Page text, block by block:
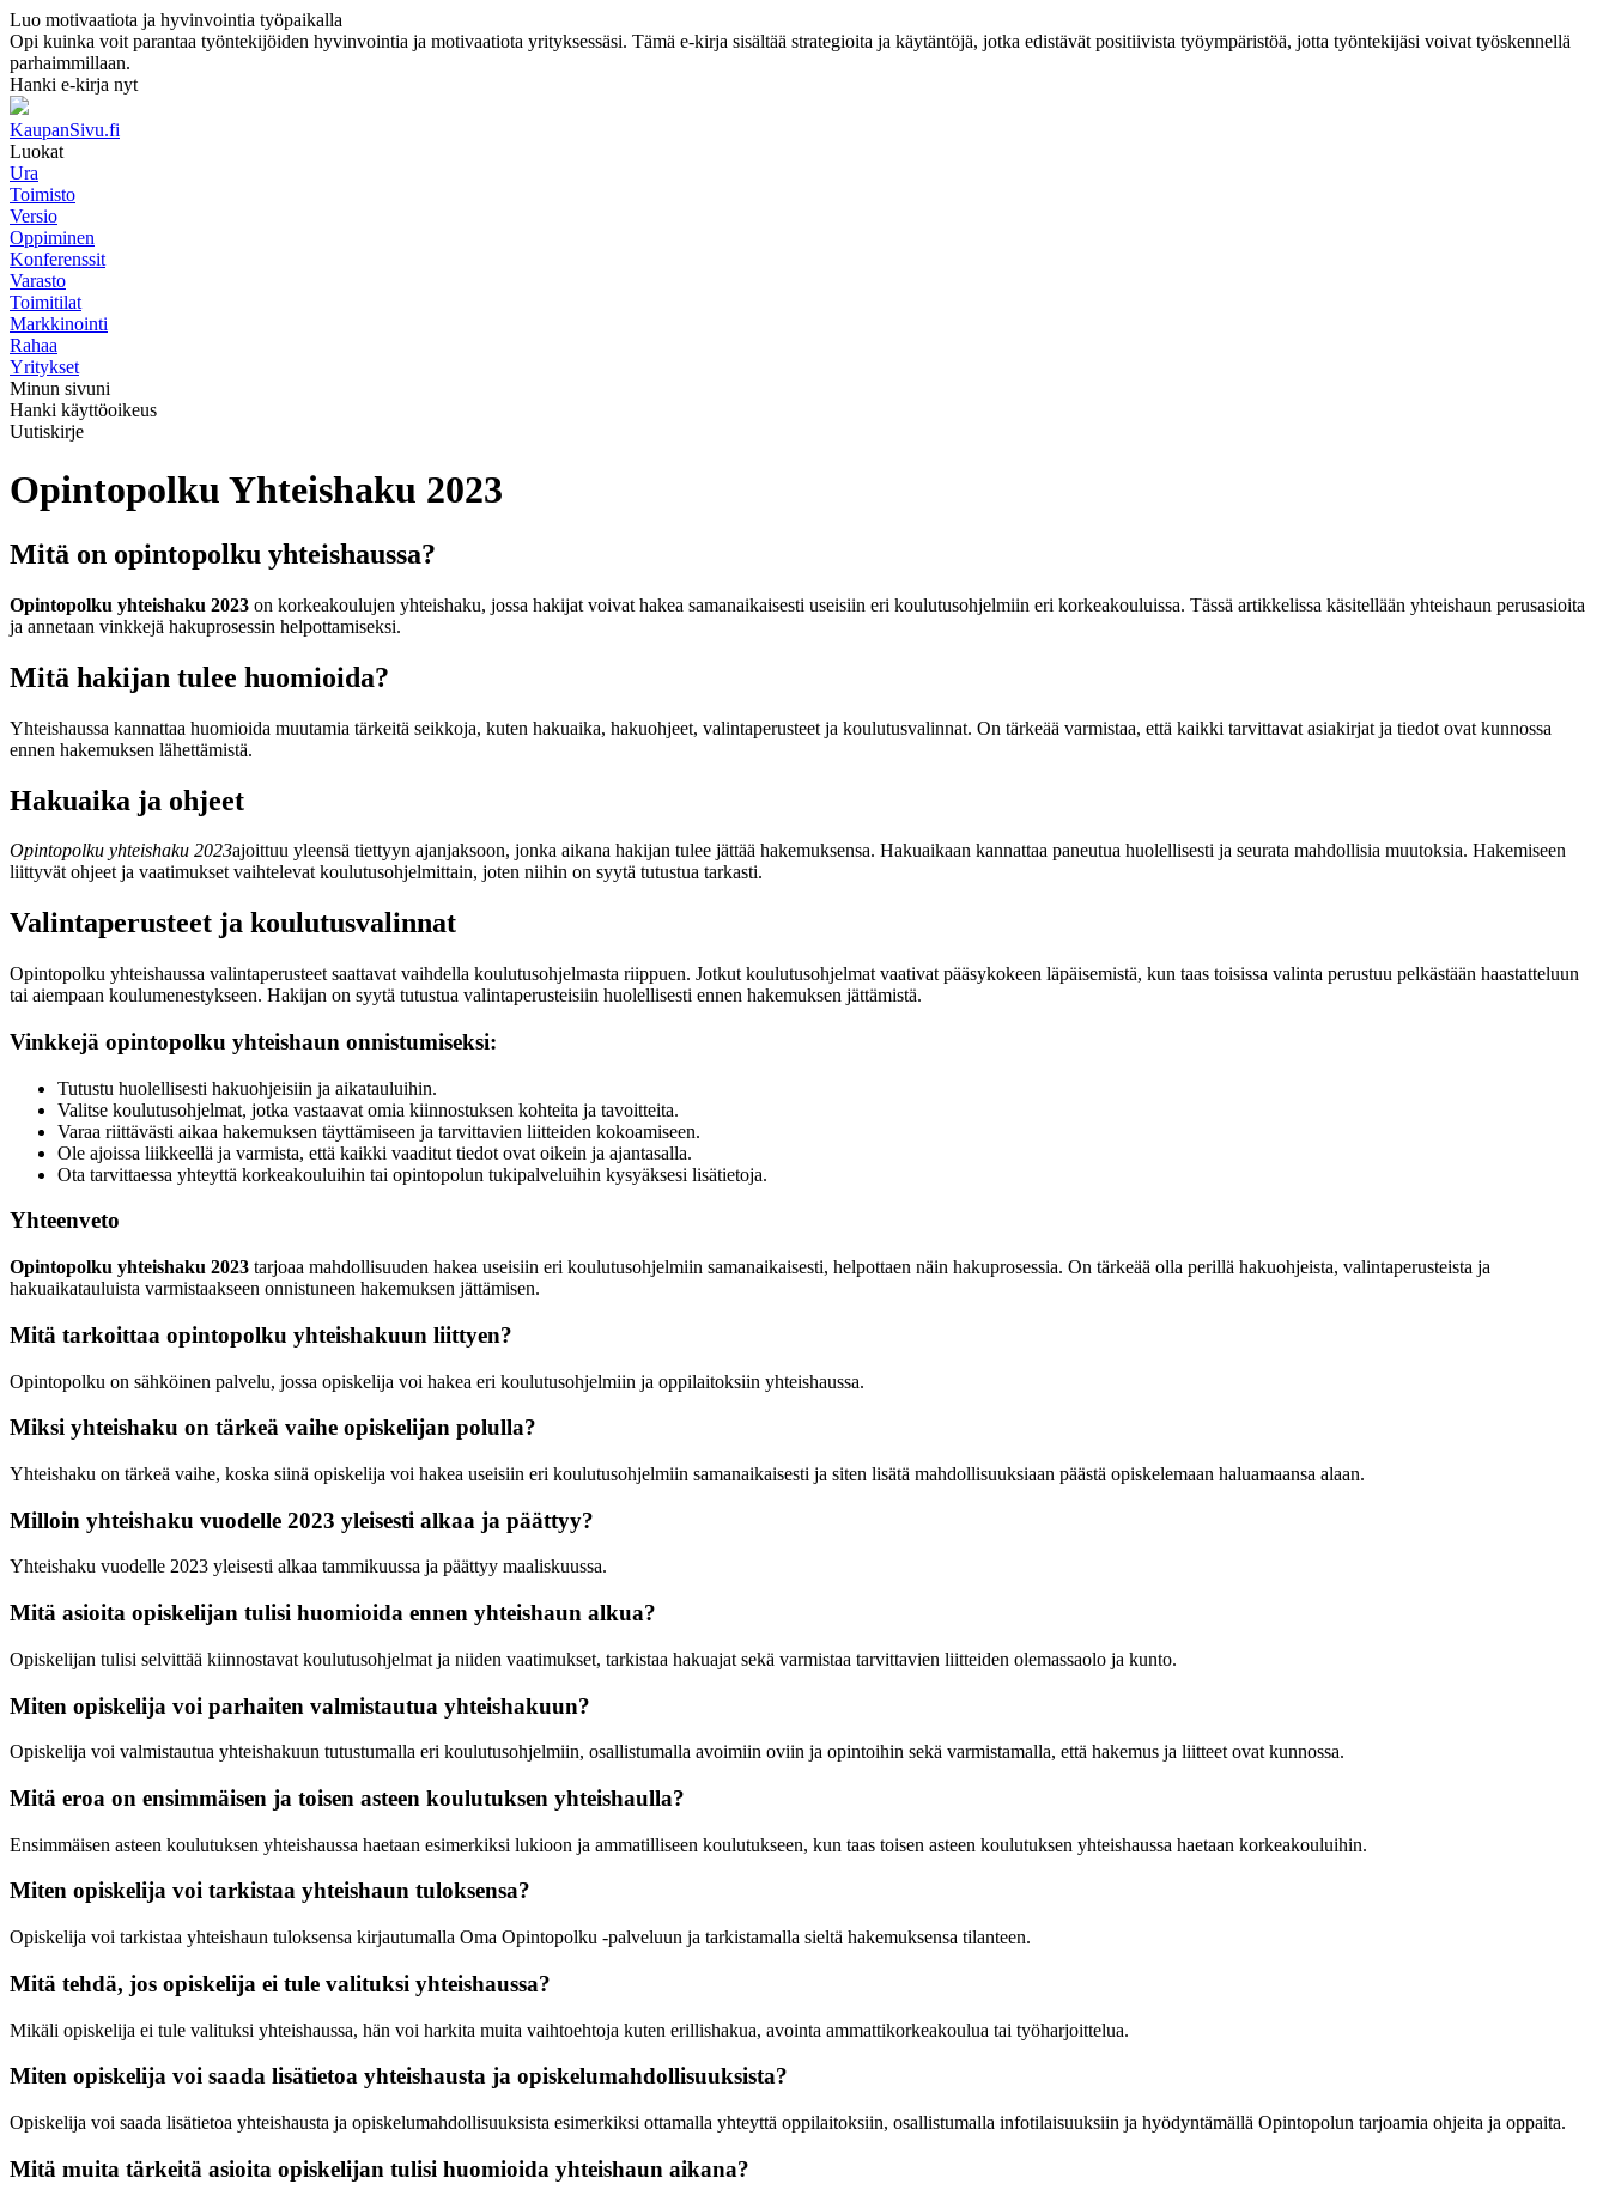
Luo motivaatiota ja hyvinvointia työpaikalla
Opi kuinka voit parantaa työntekijöiden hyvinvointia ja motivaatiota yrityksessäsi. Tämä e-kirja sisältää strategioita ja käytäntöjä, jotka edistävät positiivista työympäristöä, jotta työntekijäsi voivat työskennellä
parhaimmillaan.
Hanki e-kirja nyt
KaupanSivu.fi
Luokat
Ura
Toimisto
Versio
Oppiminen
Konferenssit
Varasto
Toimitilat
Markkinointi
Rahaa
Yritykset
Minun sivuni
Hanki käyttöoikeus
Uutiskirje
Opintopolku Yhteishaku 2023
Mitä on opintopolku yhteishaussa?
Opintopolku yhteishaku 2023 on korkeakoulujen yhteishaku, jossa hakijat voivat hakea samanaikaisesti useisiin eri koulutusohjelmiin eri korkeakouluissa. Tässä artikkelissa käsitellään yhteishaun perusasioita
ja annetaan vinkkejä hakuprosessin helpottamiseksi.
Mitä hakijan tulee huomioida?
Yhteishaussa kannattaa huomioida muutamia tärkeitä seikkoja, kuten hakuaika, hakuohjeet, valintaperusteet ja koulutusvalinnat. On tärkeää varmistaa, että kaikki tarvittavat asiakirjat ja tiedot ovat kunnossa
ennen hakemuksen lähettämistä.
Hakuaika ja ohjeet
Opintopolku yhteishaku 2023ajoittuu yleensä tiettyyn ajanjaksoon, jonka aikana hakijan tulee jättää hakemuksensa. Hakuaikaan kannattaa paneutua huolellisesti ja seurata mahdollisia muutoksia. Hakemiseen
liittyvät ohjeet ja vaatimukset vaihtelevat koulutusohjelmittain, joten niihin on syytä tutustua tarkasti.
Valintaperusteet ja koulutusvalinnat
Opintopolku yhteishaussa valintaperusteet saattavat vaihdella koulutusohjelmasta riippuen. Jotkut koulutusohjelmat vaativat pääsykokeen läpäisemistä, kun taas toisissa valinta perustuu pelkästään haastatteluun
tai aiempaan koulumenestykseen. Hakijan on syytä tutustua valintaperusteisiin huolellisesti ennen hakemuksen jättämistä.
Vinkkejä opintopolku yhteishaun onnistumiseksi:
Tutustu huolellisesti hakuohjeisiin ja aikatauluihin.
Valitse koulutusohjelmat, jotka vastaavat omia kiinnostuksen kohteita ja tavoitteita.
Varaa riittävästi aikaa hakemuksen täyttämiseen ja tarvittavien liitteiden kokoamiseen.
Ole ajoissa liikkeellä ja varmista, että kaikki vaaditut tiedot ovat oikein ja ajantasalla.
Ota tarvittaessa yhteyttä korkeakouluihin tai opintopolun tukipalveluihin kysyäksesi lisätietoja.
Yhteenveto
Opintopolku yhteishaku 2023 tarjoaa mahdollisuuden hakea useisiin eri koulutusohjelmiin samanaikaisesti, helpottaen näin hakuprosessia. On tärkeää olla perillä hakuohjeista, valintaperusteista ja
hakuaikatauluista varmistaakseen onnistuneen hakemuksen jättämisen.
Mitä tarkoittaa opintopolku yhteishakuun liittyen?
Opintopolku on sähköinen palvelu, jossa opiskelija voi hakea eri koulutusohjelmiin ja oppilaitoksiin yhteishaussa.
Miksi yhteishaku on tärkeä vaihe opiskelijan polulla?
Yhteishaku on tärkeä vaihe, koska siinä opiskelija voi hakea useisiin eri koulutusohjelmiin samanaikaisesti ja siten lisätä mahdollisuuksiaan päästä opiskelemaan haluamaansa alaan.
Milloin yhteishaku vuodelle 2023 yleisesti alkaa ja päättyy?
Yhteishaku vuodelle 2023 yleisesti alkaa tammikuussa ja päättyy maaliskuussa.
Mitä asioita opiskelijan tulisi huomioida ennen yhteishaun alkua?
Opiskelijan tulisi selvittää kiinnostavat koulutusohjelmat ja niiden vaatimukset, tarkistaa hakuajat sekä varmistaa tarvittavien liitteiden olemassaolo ja kunto.
Miten opiskelija voi parhaiten valmistautua yhteishakuun?
Opiskelija voi valmistautua yhteishakuun tutustumalla eri koulutusohjelmiin, osallistumalla avoimiin oviin ja opintoihin sekä varmistamalla, että hakemus ja liitteet ovat kunnossa.
Mitä eroa on ensimmäisen ja toisen asteen koulutuksen yhteishaulla?
Ensimmäisen asteen koulutuksen yhteishaussa haetaan esimerkiksi lukioon ja ammatilliseen koulutukseen, kun taas toisen asteen koulutuksen yhteishaussa haetaan korkeakouluihin.
Miten opiskelija voi tarkistaa yhteishaun tuloksensa?
Opiskelija voi tarkistaa yhteishaun tuloksensa kirjautumalla Oma Opintopolku -palveluun ja tarkistamalla sieltä hakemuksensa tilanteen.
Mitä tehdä, jos opiskelija ei tule valituksi yhteishaussa?
Mikäli opiskelija ei tule valituksi yhteishaussa, hän voi harkita muita vaihtoehtoja kuten erillishakua, avointa ammattikorkeakoulua tai työharjoittelua.
Miten opiskelija voi saada lisätietoa yhteishausta ja opiskelumahdollisuuksista?
Opiskelija voi saada lisätietoa yhteishausta ja opiskelumahdollisuuksista esimerkiksi ottamalla yhteyttä oppilaitoksiin, osallistumalla infotilaisuuksiin ja hyödyntämällä Opintopolun tarjoamia ohjeita ja oppaita.
Mitä muita tärkeitä asioita opiskelijan tulisi huomioida yhteishaun aikana?